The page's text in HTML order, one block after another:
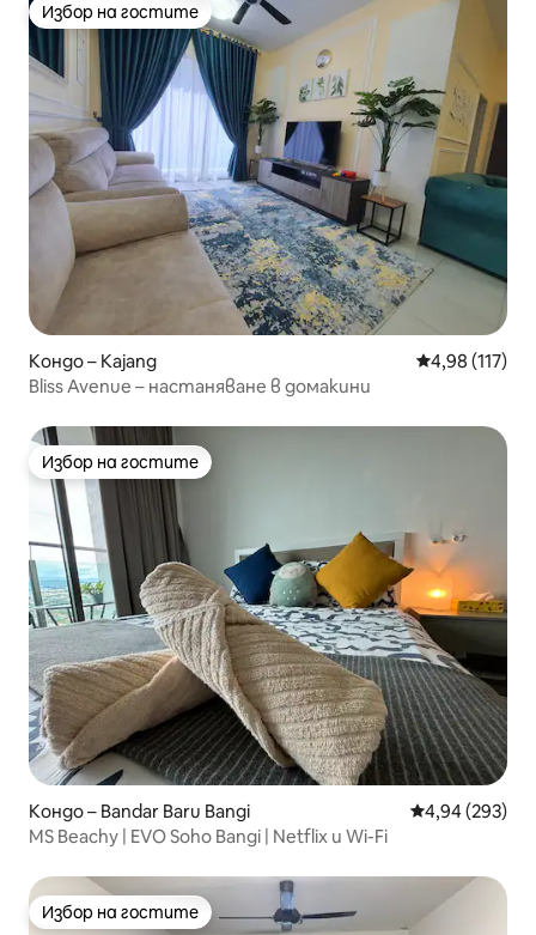
Избор на гостите
Избор на гостите
Кондо – Kajang Средна
4,98 (117)
Bliss Avenue – настаняване в домакини
Избор на гостите
Избор на гостите
Кондо – Bandar Baru Bangi Средна
4,94 (293)
MS Beachy | EVO Soho Bangi | Netflix и Wi-Fi
Избор на гостите
Избор на гостите